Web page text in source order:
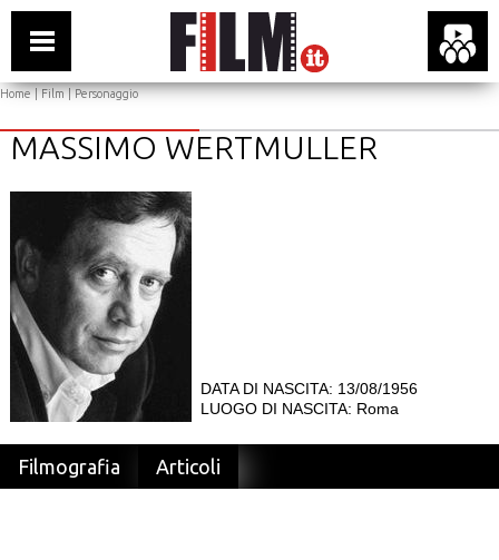
Home|Film| Personaggio
MASSIMO WERTMULLER
DATA DI NASCITA: 13/08/1956
LUOGO DI NASCITA: Roma
Filmografia Articoli